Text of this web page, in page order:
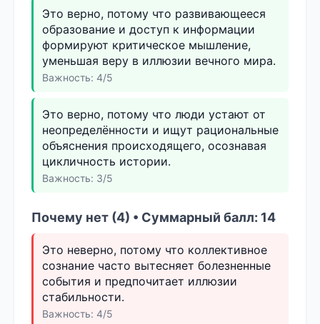
Это верно, потому что развивающееся
образование и доступ к информации
формируют критическое мышление,
уменьшая веру в иллюзии вечного мира.
Важность: 4/5
Это верно, потому что люди устают от
неопределённости и ищут рациональные
объяснения происходящего, осознавая
цикличность истории.
Важность: 3/5
Почему нет (4) • Суммарный балл: 14
Это неверно, потому что коллективное
сознание часто вытесняет болезненные
события и предпочитает иллюзии
стабильности.
Важность: 4/5